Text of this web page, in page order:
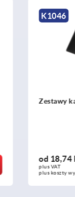
K2193
od
plus VAT
plus